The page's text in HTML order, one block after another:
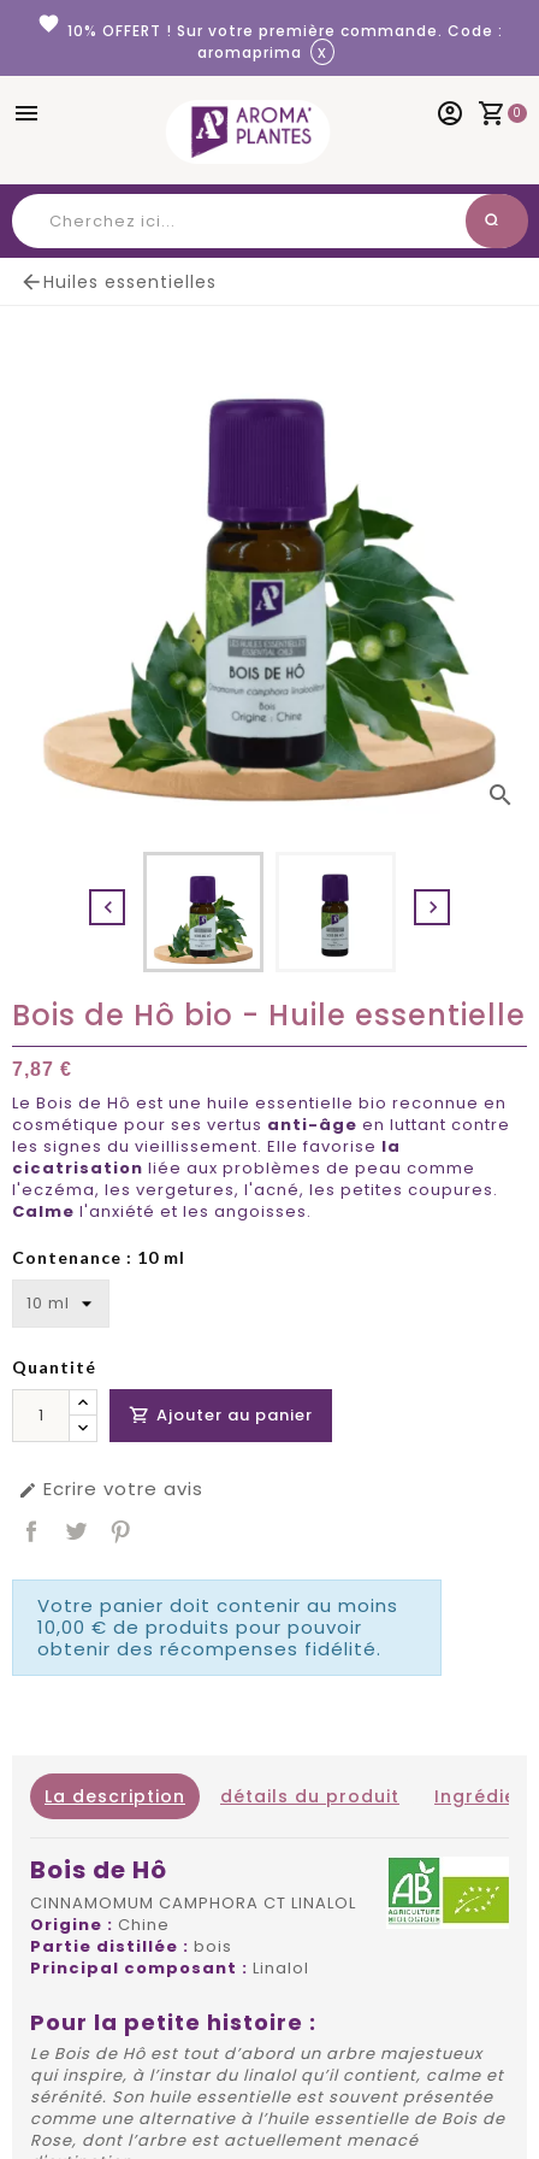
Panneau de gestion des cookies
favorite 10% OFFERT ! Sur votre première commande. Code :
aromaprima
x
menu shopping_cart 0
account_circle
search
Huiles essentielles
search
 
Bois de Hô bio - Huile essentielle
7,87 €
Le Bois de Hô est une huile essentielle bio reconnue en
cosmétique pour ses vertus anti-âge en luttant contre
les signes du vieillissement. Elle favorise la
cicatrisation liée aux problèmes de peau comme
l'eczéma, les vergetures, l'acné, les petites coupures.
Calme l'anxiété et les angoisses.
Contenance : 10 ml
Quantité
 Ajouter au panier
 Ecrire votre avis
Votre panier doit contenir au moins
10,00 € de produits pour pouvoir
obtenir des récompenses fidélité.
La description détails du produit
Bois de Hô
CINNAMOMUM CAMPHORA CT LINALOL
Origine : Chine
Partie distillée : bois
Principal composant : Linalol
Pour la petite histoire :
Le Bois de Hô est tout d’abord un arbre majestueux
qui inspire, à l’instar du linalol qu’il contient, calme et
sérénité. Son huile essentielle est souvent présentée
comme une alternative à l’huile essentielle de Bois de
Rose, dont l’arbre est actuellement menacé